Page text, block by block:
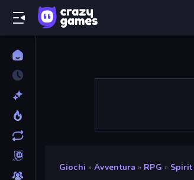
Giochi » Avventura » RPG »